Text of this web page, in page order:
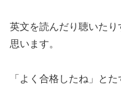
英文を読んだり聴いた
思います。
「よく合格したね」と